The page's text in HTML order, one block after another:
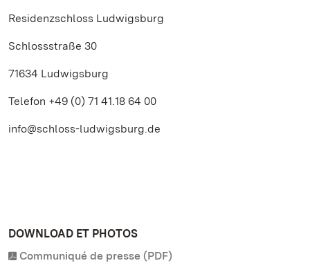
Residenzschloss Ludwigsburg
Schlossstraße 30
71634 Ludwigsburg
Telefon +49 (0) 71 41.18 64 00
info@schloss-ludwigsburg.de
DOWNLOAD ET PHOTOS
Communiqué de presse (PDF)